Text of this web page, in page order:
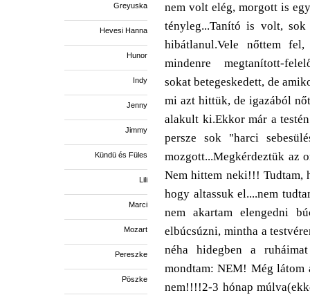
Greyuska
Hevesi Hanna
Hunor
Indy
Jenny
Jimmy
Kündü és Füles
Lili
Marci
Mozart
Pereszke
Pöszke
nem volt elég, morgott is
tényleg...Tanító is volt, sok
hibátlanul.Vele nőttem
mindenre megtanított-
sokat betegeskedett, de
mi azt hittük, de igazából
alakult ki.Ekkor már a
persze sok "harci
mozgott...Megkérdeztük az
Nem hittem neki!!! Tudtam,
hogy altassuk el....nem
nem akartam elengedni
elbúcsúzni, mintha a
néha hidegben a
mondtam: NEM! Még látom
nem!!!!2-3 hónap